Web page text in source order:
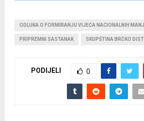
ODLUKA O FORMIRANJU VIJEĆA NACIONALNIH
PRIPREMNI SASTANAK SKUPŠTINA BRČKO
PODIJELI 0